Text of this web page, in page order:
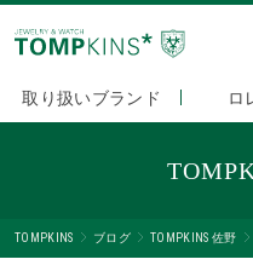
取り扱いブランド ロ
TOMPKINS ブログ TOMPKINS 佐野